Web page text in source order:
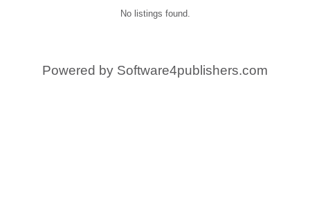
No listings found.
Powered by Software4publishers.com